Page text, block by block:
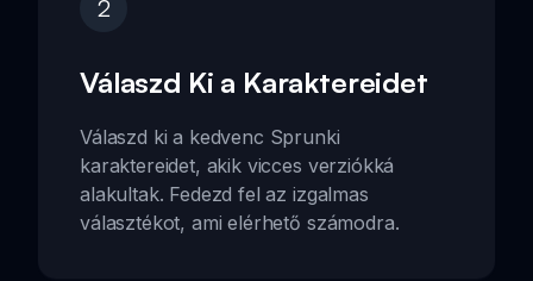
2
Válaszd Ki a Karaktereidet
Válaszd ki a kedvenc Sprunki
karaktereidet, akik vicces verziókká
alakultak. Fedezd fel az izgalmas
választékot, ami elérhető számodra.